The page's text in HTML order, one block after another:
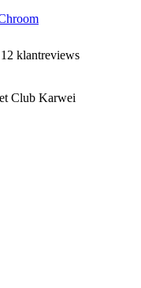
klantreviews
Club Karwei